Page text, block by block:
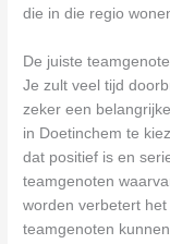
die in die regio
De juiste
Je zult veel tijd
zeker een
in Doetinchem te
dat positief is en
teamgenoten
worden verbetert
teamgenoten